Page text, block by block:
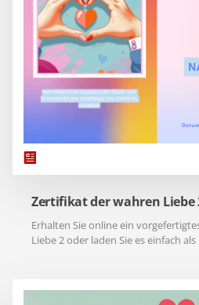
Zertifikat der wahren Liebe
Erhalten Sie online ein
Liebe 2 oder laden Sie es einfach